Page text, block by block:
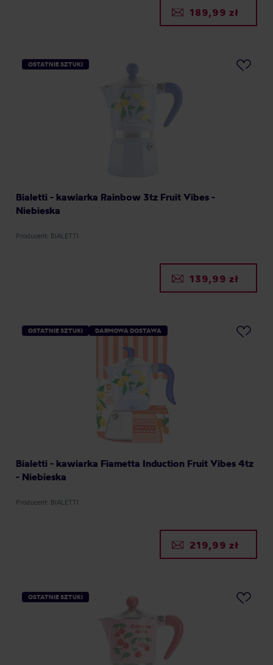
189,99 zł
OSTATNIE SZTUKI
Bialetti - kawiarka Rainbow 3tz Fruit Vibes -
Niebieska
Producent: BIALETTI
139,99 zł
OSTATNIE SZTUKI DARMOWA DOSTAWA
Bialetti - kawiarka Fiametta Induction Fruit Vibes 4tz
- Niebieska
Producent: BIALETTI
219,99 zł
OSTATNIE SZTUKI